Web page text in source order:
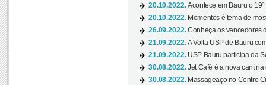
20.10.2022.Acontece em Bauru o 19º
20.10.2022. Momentos é tema de
26.09.2022.Conheça os vencedores
21.09.2022.A Volta USP de Bauru
21.09.2022. USP Bauru participa da
30.08.2022.Jet Café é a nova
30.08.2022. Massageaço no Centro